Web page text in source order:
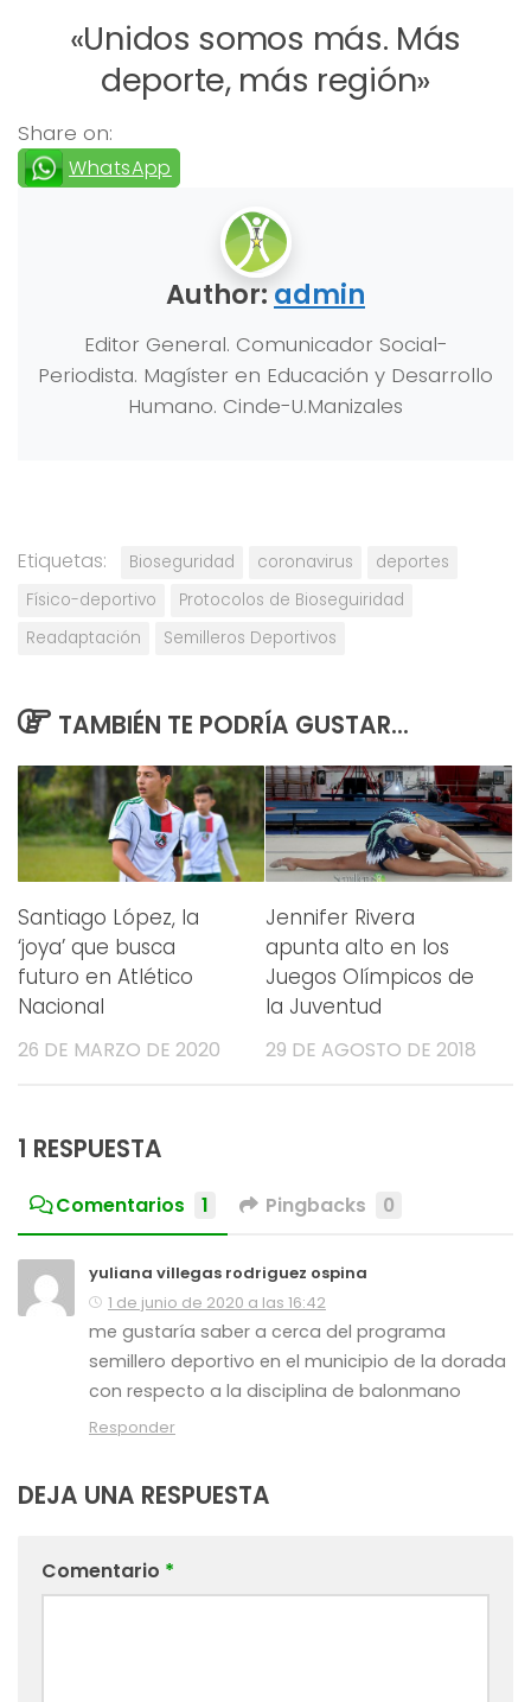
«Unidos somos más. Más
deporte, más región»
Share on:
WhatsApp
Author:admin
Editor General. Comunicador Social-
Periodista. Magíster en Educación y Desarrollo
Humano. Cinde-U.Manizales
Etiquetas: Bioseguridad coronavirus
deportes
Físico-deportivo
Protocolos de Bioseguiridad
Readaptación
Semilleros Deportivos
TAMBIÉN TE PODRÍA GUSTAR...
Santiago López, la
‘joya’ que busca
futuro en Atlético
Nacional
26 DE MARZO DE 2020
Jennifer Rivera
apunta alto en los
Juegos Olímpicos de
la Juventud
29 DE AGOSTO DE 2018
1 RESPUESTA
Comentarios 1 Pingbacks 0
yuliana villegas rodriguez ospina
1 de junio de 2020 a las 16:42
me gustaría saber a cerca del programa
semillero deportivo en el municipio de la dorada
con respecto a la disciplina de balonmano
Responder
DEJA UNA RESPUESTA
Comentario *